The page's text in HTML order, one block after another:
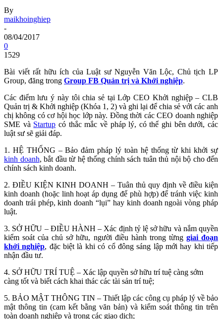
By
maikhoinghiep
-
08/04/2017
0
1529
Bài viết rất hữu ích của Luật sư Nguyễn Văn Lộc, Chủ tịch LP
Group, đăng trong Group FB Quản trị và Khởi nghiệp.
Các điểm lưu ý này tôi chia sẻ tại Lớp CEO Khởi nghiệp – CLB
Quản trị & Khởi nghiệp (Khóa 1, 2) và ghi lại để chia sẻ với các anh
chị không có cơ hội học lớp này. Đồng thời các CEO doanh nghiệp
SME và Startup có thắc mắc về pháp lý, có thể ghi bên dưới, các
luật sư sẽ giải đáp.
1. HỆ THỐNG – Bảo đảm pháp lý toàn hệ thống từ khi khởi sự
kinh doanh, bắt đầu từ hệ thống chính sách tuân thủ nội bộ cho đến
chính sách kinh doanh.
2. ĐIỀU KIỆN KINH DOANH – Tuân thủ quy định về điều kiện
kinh doanh (hoặc linh hoạt áp dụng để phù hợp) để tránh việc kinh
doanh trái phép, kinh doanh “lụi” hay kinh doanh ngoài vòng pháp
luật.
3. SỞ HỮU – ĐIỀU HÀNH – Xác định tỷ lệ sở hữu và nắm quyền
kiểm soát của chủ sở hữu, người điều hành trong từng giai đoạn
khởi nghiệp, đặc biệt là khi có cổ đông sáng lập mới hay khi tiếp
nhận đầu tư.
4. SỞ HỮU TRÍ TUỆ – Xác lập quyền sở hữu trí tuệ càng sớm
càng tốt và biết cách khai thác các tài sản trí tuệ;
5. BẢO MẬT THÔNG TIN – Thiết lập các công cụ pháp lý về bảo
mật thông tin (cam kết bằng văn bản) và kiểm soát thông tin trên
toàn doanh nghiệp và trong các giao dịch;